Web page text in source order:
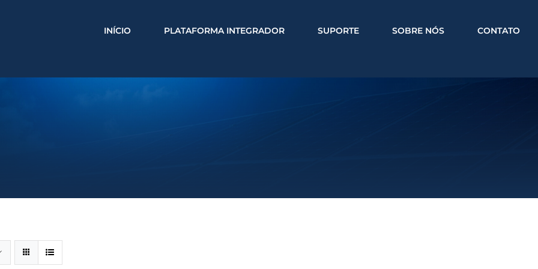
INÍCIO PLATAFORMA INTEGRADOR SUPORTE SOBRE NÓS CONTATO